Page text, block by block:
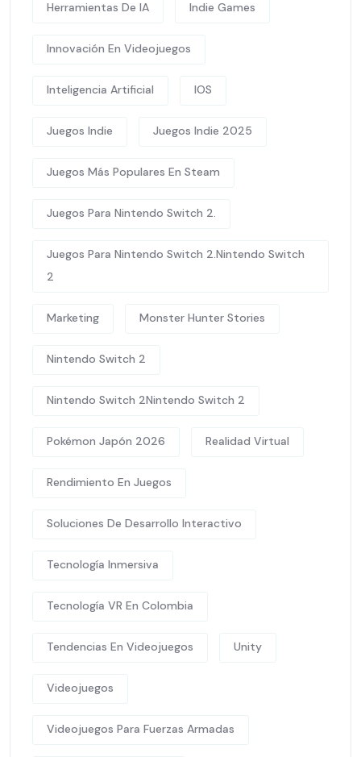
Herramientas De IA Indie Games
Innovación En Videojuegos
Inteligencia Artificial IOS
Juegos Indie Juegos Indie 2025
Juegos Más Populares En Steam
Juegos Para Nintendo Switch 2.
Juegos Para Nintendo Switch 2.Nintendo Switch
2
Marketing Monster Hunter Stories
Nintendo Switch 2
Nintendo Switch 2Nintendo Switch 2
Pokémon Japón 2026 Realidad Virtual
Rendimiento En Juegos
Soluciones De Desarrollo Interactivo
Tecnología Inmersiva
Tecnología VR En Colombia
Tendencias En Videojuegos Unity
Videojuegos
Videojuegos Para Fuerzas Armadas